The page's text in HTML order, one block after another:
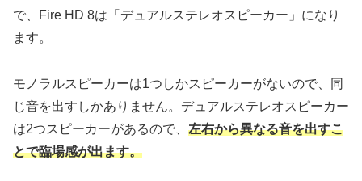
で、Fire HD 8は「デュアルステレオスピーカー」になり
ます。
モノラルスピーカーは1つしかスピーカーがないので、同
じ音を出すしかありません。デュアルステレオスピーカー
は2つスピーカーがあるので、 左右から異なる音を出すこ
とで臨場感が出ます。